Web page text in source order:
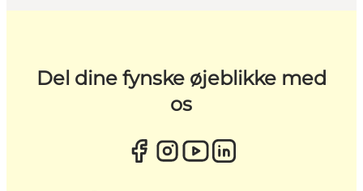
Del dine fynske øjeblikke med
os